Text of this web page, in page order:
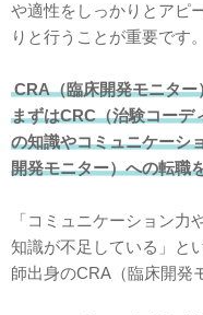
や適性をしっかりとアピ
りと行うことが重要です。
CRA（臨床開発モニタ
まずはCRC（治験コーデ
の知識やコミュニケーシ
開発モニター）への転職
「コミュニケーション
知識が不足している」と
師出身のCRA（臨床開発